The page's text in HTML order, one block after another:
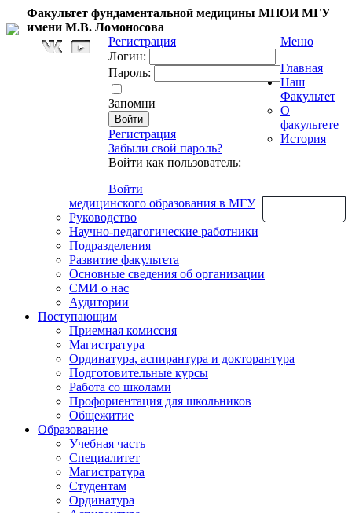
Факультет фундаментальной медицины МНОИ МГУ
имени М.В. Ломоносова
Регистрация
Логин:
Пароль:
Запомни
Регистрация
Забыли свой пароль?
Войти как пользователь:
Войти
Меню
Главная
Наш
Факультет
О
факультете
История
медицинского образования в МГУ
Руководство
Научно-педагогические работники
Подразделения
Развитие факультета
Основные сведения об организации
СМИ о нас
Аудитории
Поступающим
Приемная комиссия
Магистратура
Ординатура, аспирантура и докторантура
Подготовительные курсы
Работа со школами
Профориентация для школьников
Общежитие
Образование
Учебная часть
Специалитет
Магистратура
Студентам
Ординатура